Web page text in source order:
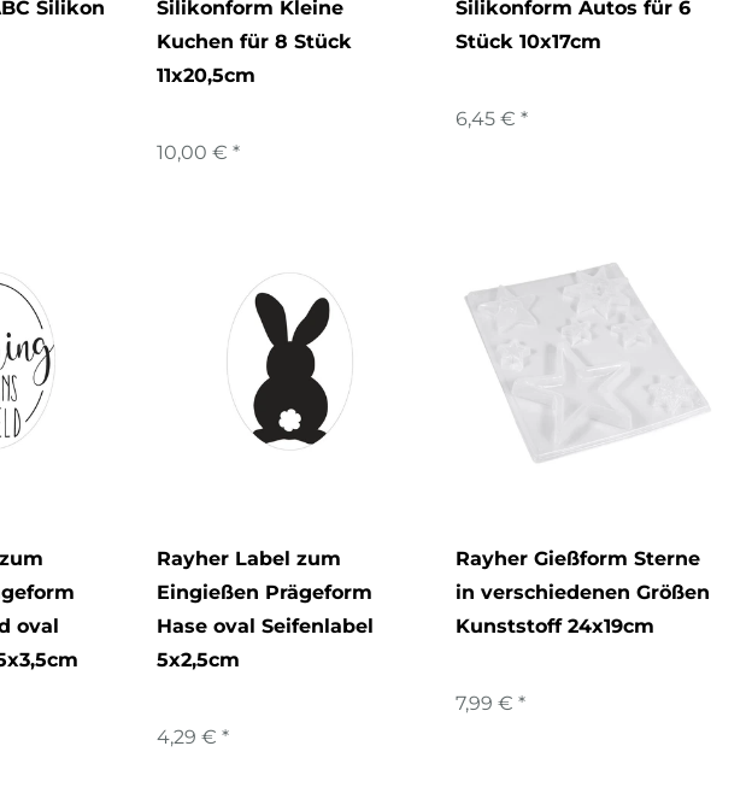
Silikon
Silikonform Kleine
Kuchen für 8 Stück
11x20,5cm
10,00 € *
Silikonform Autos für 6
Stück 10x17cm
6,45 € *
oval
Rayher Label zum
Eingießen Prägeform
Hase oval Seifenlabel
5x2,5cm
4,29 € *
Rayher Gießform Sterne
in verschiedenen Größen
Kunststoff 24x19cm
7,99 € *